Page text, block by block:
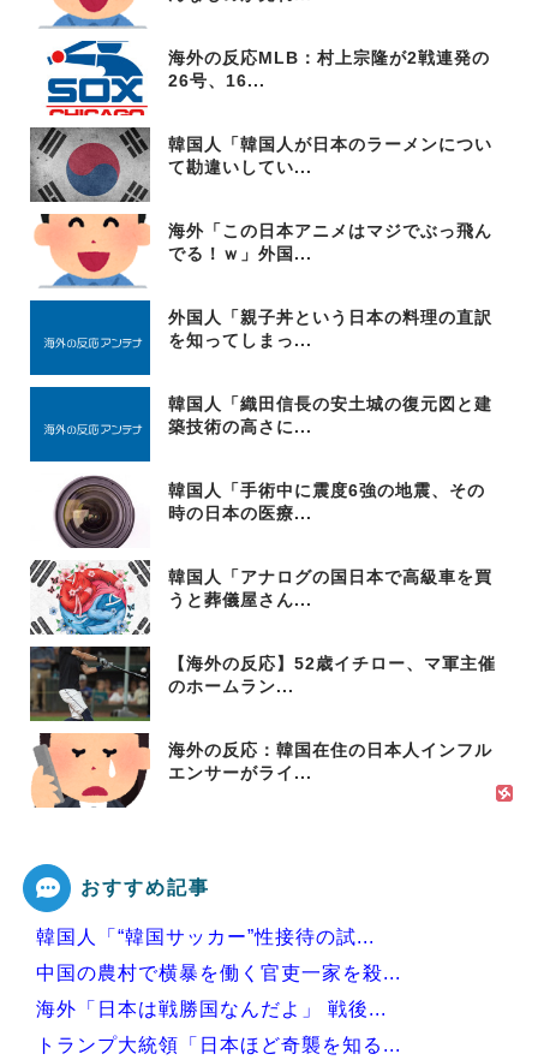
海外の反応MLB：村上宗隆が2戦連発の
26号、16...
韓国人「韓国人が日本のラーメンについ
て勘違いしてい...
海外「この日本アニメはマジでぶっ飛ん
でる！ｗ」外国...
外国人「親子丼という日本の料理の直訳
を知ってしまっ...
韓国人「織田信長の安土城の復元図と建
築技術の高さに...
韓国人「手術中に震度6強の地震、その
時の日本の医療...
韓国人「アナログの国日本で高級車を買
うと葬儀屋さん...
【海外の反応】52歳イチロー、マ軍主催
のホームラン...
海外の反応：韓国在住の日本人インフル
エンサーがライ...
おすすめ記事
韓国人「“韓国サッカー”性接待の試...
中国の農村で横暴を働く官吏一家を殺...
海外「日本は戦勝国なんだよ」 戦後...
トランプ大統領「日本ほど奇襲を知る...